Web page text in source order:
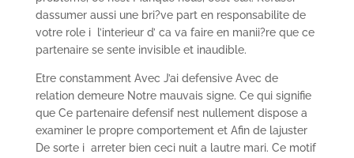
dassumer aussi une bri?ve part en responsabilite de
votre role i l’interieur d’ ca va faire en manii?re que ce
partenaire se sente invisible et inaudible.
Etre constamment Avec J’ai defensive Avec de
relation demeure Notre mauvais signe. Ce qui signifie
que Ce partenaire defensif nest nullement dispose a
examiner le propre comportement et Afin de lajuster
De sorte i arreter bien ceci nuit a lautre mari. Ce motif